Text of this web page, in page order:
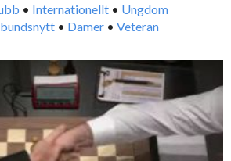
• Internationellt • Ungdom
• Damer • Veteran